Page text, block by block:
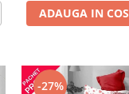
ADAUGA IN COS
-27%